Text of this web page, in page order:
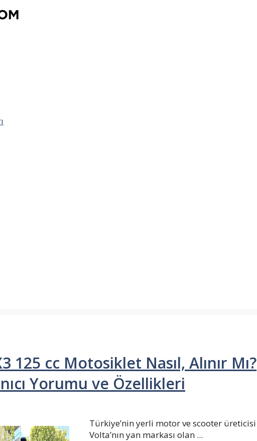
125 cc Motosiklet Nasıl, Alınır Mı?
Yorumu ve Özellikleri
Türkiye’nin yerli motor ve scooter üreticisi
Volta’nın yan markası olan ...